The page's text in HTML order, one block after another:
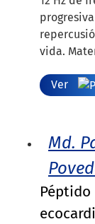
vida.
Ver
Md.